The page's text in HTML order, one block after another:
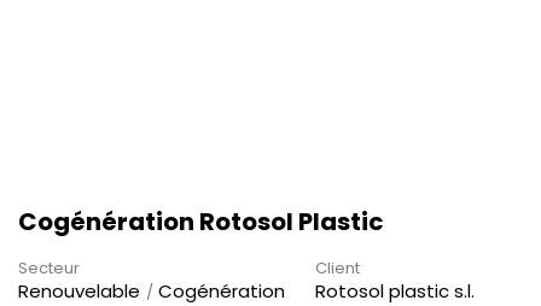
Cogénération Rotosol Plastic
Secteur
Renouvelable Cogénération
Client
Rotosol plastic s.l.